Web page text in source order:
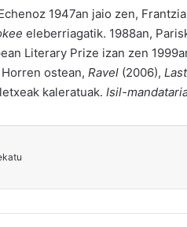
1947an jaio zen,
eleberriagatik. 1988an,
Literary Prize izan zen
ostean, Ravel (2006),
kaleratuak. Isil-